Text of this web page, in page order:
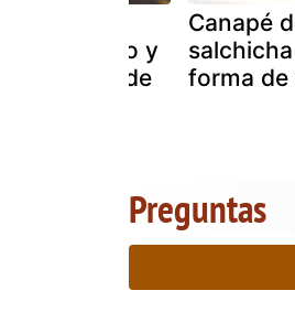
fresco y
de
Canapé
forma de
Preguntas